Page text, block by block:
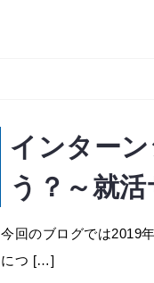
インター
う？～就
今回のブログでは2019
につ […]